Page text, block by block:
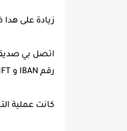
زيادة على
اتصل بي
رقم IBAN و SWIFT .
كانت عملية